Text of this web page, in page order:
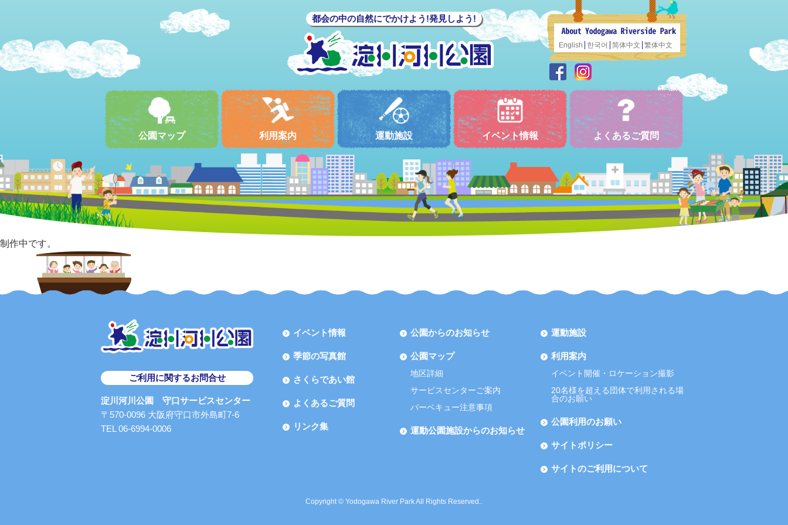
都会の中の自然にでかけよう!発見しよう!
English 한국어 简体中文 繁体中文
公園マップ 利用案内 運動施設 イベント情報 よくあるご質問
制作中です。
ご利用に関するお問合せ
淀川河川公園 守口サービスセンター
〒570-0096 大阪府守口市外島町7-6
TEL 06-6994-0006
イベント情報
季節の写真館
さくらであい館
よくあるご質問
リンク集
公園からのお知らせ
公園マップ
地区詳細
サービスセンターご案内
バーベキュー注意事項
運動公園施設からのお知らせ
運動施設
利用案内
イベント開催・ロケーション撮影
20名様を超える団体で利用される場
合のお願い
公園利用のお願い
サイトポリシー
サイトのご利用について
Copyright © Yodogawa River Park All Rights Reserved..